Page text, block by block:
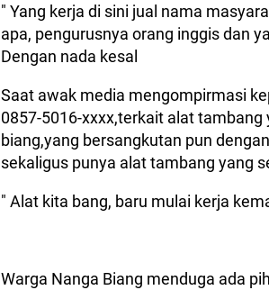
" Yang kerja di sini jual nama
apa, pengurusnya orang inggis dan
Dengan nada kesal
Saat awak media mengompirmasi
0857-5016-xxxx,terkait alat
biang,yang bersangkutan pun
sekaligus punya alat tambang yang
" Alat kita bang, baru mulai kerja
Warga Nanga Biang menduga ada